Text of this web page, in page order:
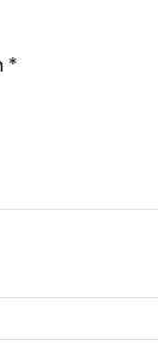
*